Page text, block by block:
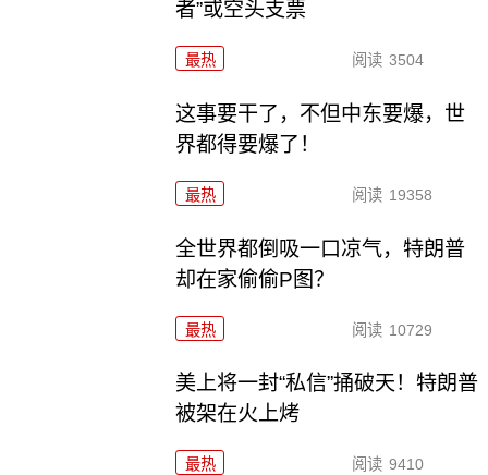
者”或空头支票
最热 阅读 3504
这事要干了，不但中东要爆，世
界都得要爆了！
最热 阅读 19358
全世界都倒吸一口凉气，特朗普
却在家偷偷P图？
最热 阅读 10729
美上将一封“私信”捅破天！特朗普
被架在火上烤
最热 阅读 9410